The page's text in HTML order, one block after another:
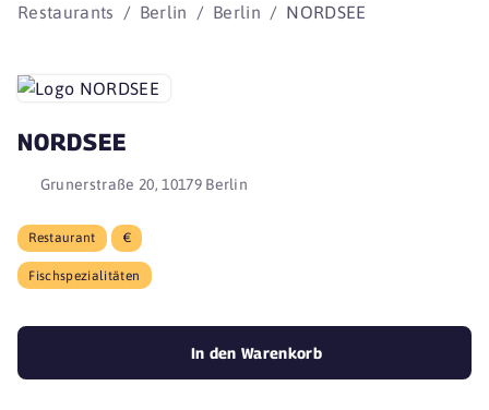
Restaurants Berlin Berlin NORDSEE
NORDSEE
Grunerstraße 20, 10179 Berlin
Restaurant €
Fischspezialitäten
In den Warenkorb